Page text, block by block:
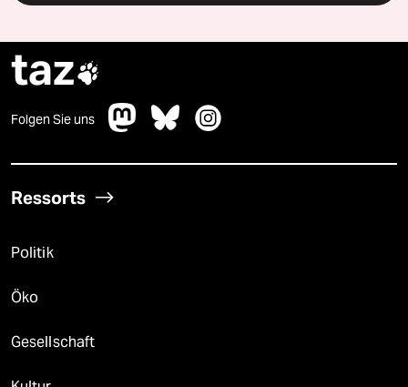
taz
Folgen Sie uns
Ressorts
Politik
Öko
Gesellschaft